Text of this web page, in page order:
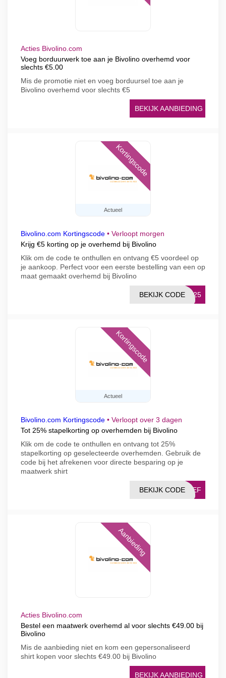
Acties Bivolino.com
Voeg borduurwerk toe aan je Bivolino overhemd voor
slechts €5.00
Mis de promotie niet en voeg borduursel toe aan je
Bivolino overhemd voor slechts €5
BEKIJK AANBIEDING
Actueel
Kortingscode
Bivolino.com Kortingscode • Verloopt morgen
Krijg €5 korting op je overhemd bij Bivolino
Klik om de code te onthullen en ontvang €5 voordeel op
je aankoop. Perfect voor een eerste bestelling van een op
maat gemaakt overhemd bij Bivolino
OL25
BEKIJK CODE
Actueel
Kortingscode
Bivolino.com Kortingscode • Verloopt over 3 dagen
Tot 25% stapelkorting op overhemden bij Bivolino
Klik om de code te onthullen en ontvang tot 25%
stapelkorting op geselecteerde overhemden. Gebruik de
code bij het afrekenen voor directe besparing op je
maatwerk shirt
RIEF
BEKIJK CODE
Aanbieding
Acties Bivolino.com
Bestel een maatwerk overhemd al voor slechts €49.00 bij
Bivolino
Mis de aanbieding niet en kom een ​​gepersonaliseerd
shirt kopen voor slechts €49.00 bij Bivolino
BEKIJK AANBIEDING